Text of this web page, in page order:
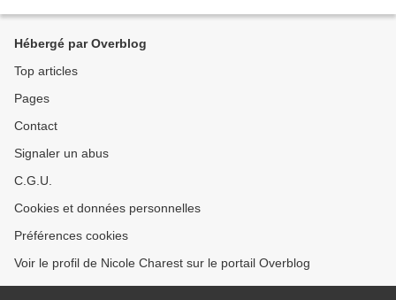
Hébergé par Overblog
Top articles
Pages
Contact
Signaler un abus
C.G.U.
Cookies et données personnelles
Préférences cookies
Voir le profil de Nicole Charest sur le portail Overblog